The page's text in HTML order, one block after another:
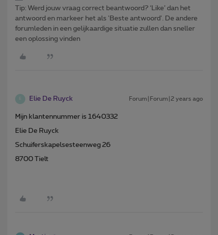
Tip: Werd jouw vraag correct beantwoord? ‘Like’ dan het
antwoord en markeer het als 'Beste antwoord'. De andere
forumleden in een gelijkaardige situatie zullen dan sneller
een oplossing vinden
E Elie De Ruyck Forum|Forum|2 years ago
Mijn klantennummer is 1640332
Elie De Ruyck
Schuiferskapelsesteenweg 26
8700 Tielt